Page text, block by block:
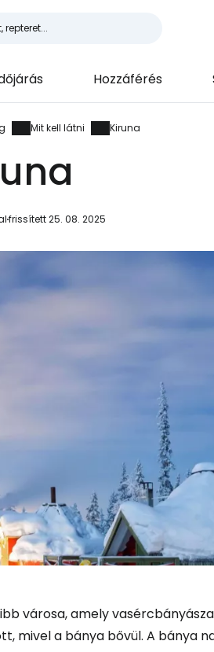
Hozzáférés
Mit kell látni Kiruna
frissített 25. 08. 2025
városa, amely
mivel a bánya bővül. A bánya